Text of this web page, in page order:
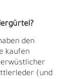
den
kaufen
(und